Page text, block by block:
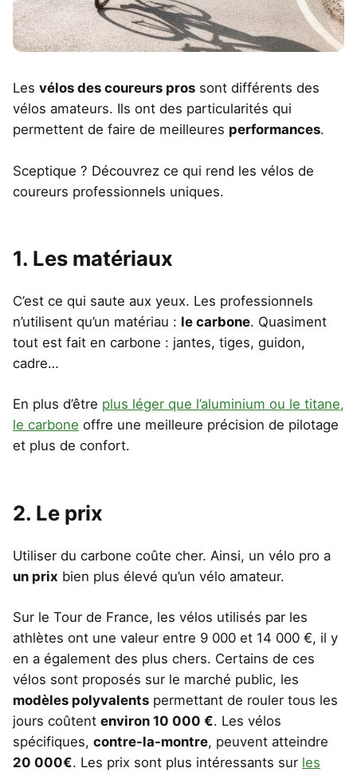
Les vélos des coureurs pros sont différents des
vélos amateurs. Ils ont des particularités qui
permettent de faire de meilleures performances.
Sceptique ? Découvrez ce qui rend les vélos de
coureurs professionnels uniques.
1. Les matériaux
C’est ce qui saute aux yeux. Les professionnels
n’utilisent qu’un matériau : le carbone. Quasiment
tout est fait en carbone : jantes, tiges, guidon,
cadre…
En plus d’être plus léger que l’aluminium ou le titane,
le carbone offre une meilleure précision de pilotage
et plus de confort.
2. Le prix
Utiliser du carbone coûte cher. Ainsi, un vélo pro a
un prix bien plus élevé qu’un vélo amateur.
Sur le Tour de France, les vélos utilisés par les
athlètes ont une valeur entre 9 000 et 14 000 €, il y
en a également des plus chers. Certains de ces
vélos sont proposés sur le marché public, les
modèles polyvalents permettant de rouler tous les
jours coûtent environ 10 000 €. Les vélos
spécifiques, contre-la-montre, peuvent atteindre
20 000€. Les prix sont plus intéressants sur les